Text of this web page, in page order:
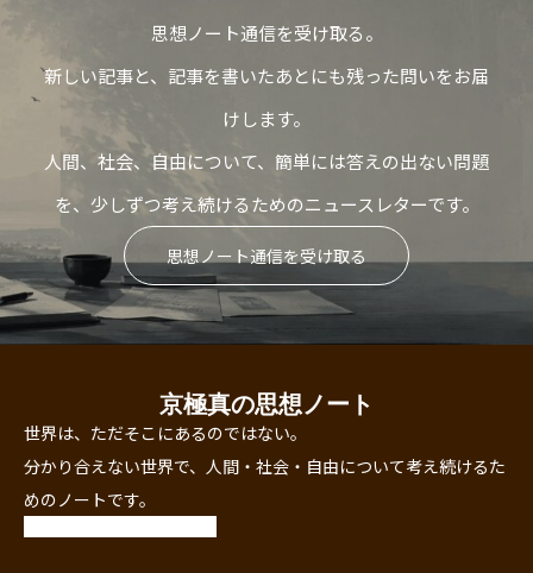
思想ノート通信を受け取る。
新しい記事と、記事を書いたあとにも残った問いをお届
けします。
人間、社会、自由について、簡単には答えの出ない問題
を、少しずつ考え続けるためのニュースレターです。
思想ノート通信を受け取る
京極真の思想ノート
世界は、ただそこにあるのではない。
分かり合えない世界で、人間・社会・自由について考え続けるた
めのノートです。